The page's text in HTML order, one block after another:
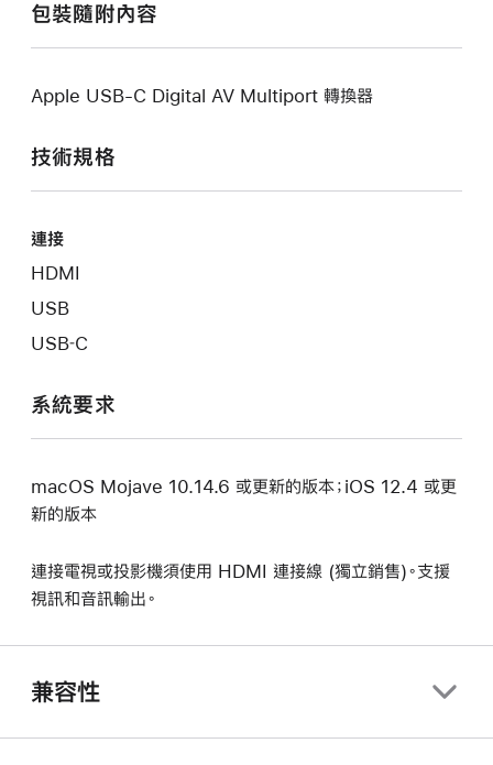
包裝隨附內容
Apple USB-C Digital AV Multiport 轉換器
技術規格
連接
HDMI
USB
USB‑C
系統要求
macOS Mojave 10.14.6 或更新的版本；iOS 12.4 或更
新的版本
連接電視或投影機須使用 HDMI 連接線 (獨立銷售)。支援
視訊和音訊輸出。
兼容性